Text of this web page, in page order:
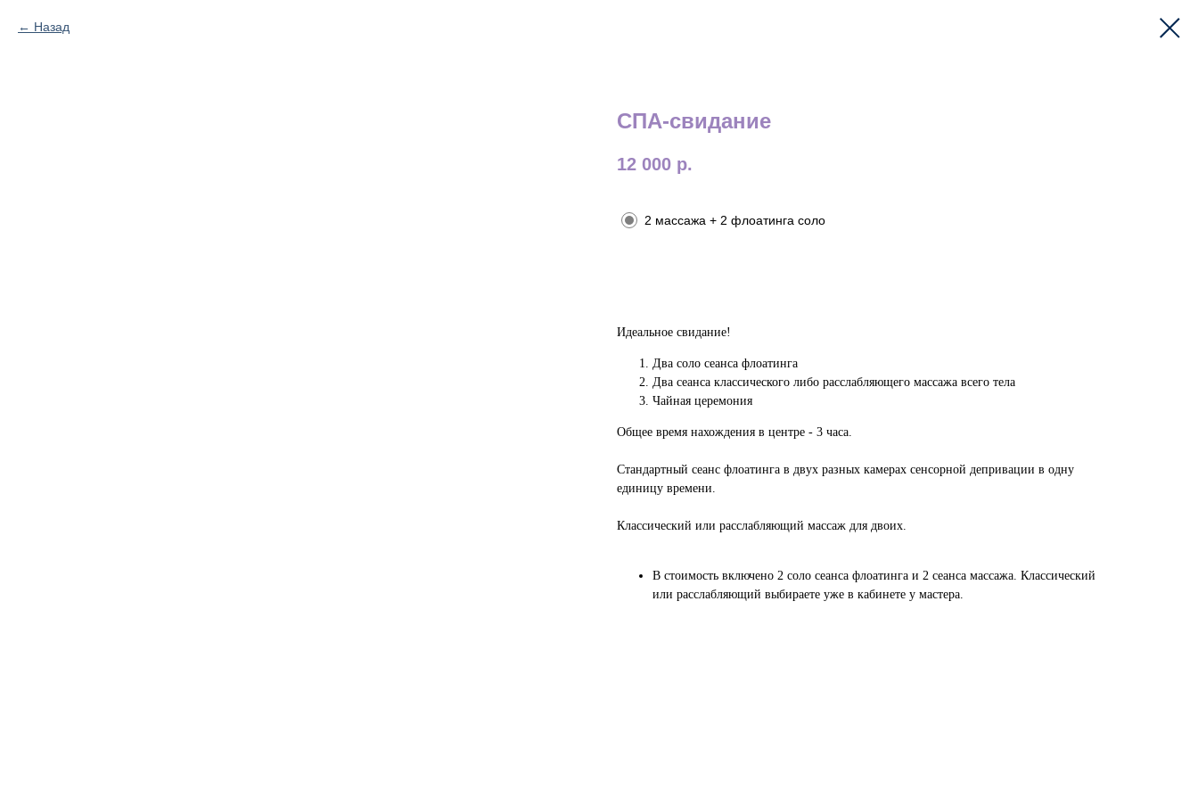
Назад
СПА-свидание
12 000 р.
2 массажа + 2 флоатинга соло
Идеальное свидание!
Два соло сеанса флоатинга
Два сеанса классического либо расслабляющего массажа всего тела
Чайная церемония
Общее время нахождения в центре - 3 часа.
Стандартный сеанс флоатинга в двух разных камерах сенсорной депривации в одну
единицу времени.
Классический или расслабляющий массаж для двоих.
В стоимость включено 2 соло сеанса флоатинга и 2 сеанса массажа. Классический
или расслабляющий выбираете уже в кабинете у мастера.